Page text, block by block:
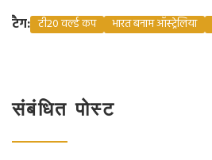
टैग: टी20 वर्ल्ड कप भारत बनाम ऑस्ट्रेलिया
संबंधित पोस्ट